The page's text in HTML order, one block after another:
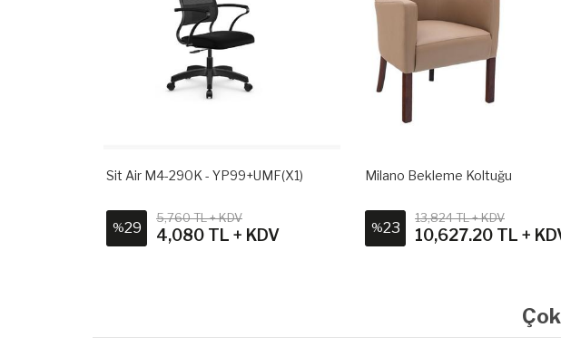
Sit Air M4-290K - YP99+UMF(X1)
%29
5,760 TL + KDV
4,080 TL + KDV
Milano Bekleme Koltuğu
%23
13,824 TL + KDV
10,627.20 TL +